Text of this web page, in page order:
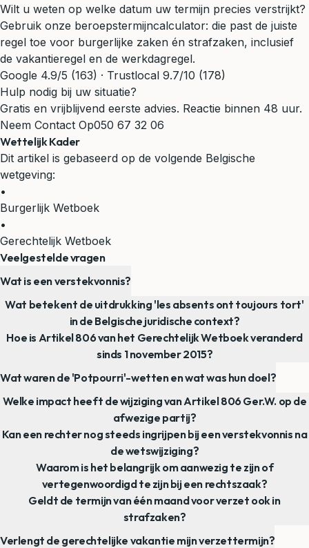
Wilt u weten op welke datum uw termijn precies verstrijkt?
Gebruik onze beroepstermijncalculator: die past de juiste
regel toe voor burgerlijke zaken én strafzaken, inclusief
de vakantieregel en de werkdagregel.
Google 4.9/5 (163) · Trustlocal 9.7/10 (178)
Hulp nodig bij uw situatie?
Gratis en vrijblijvend eerste advies. Reactie binnen 48 uur.
Neem Contact Op050 67 32 06
Wettelijk Kader
Dit artikel is gebaseerd op de volgende Belgische
wetgeving:
•
Burgerlijk Wetboek
•
Gerechtelijk Wetboek
Veelgestelde vragen
Wat is een verstekvonnis?
Wat betekent de uitdrukking 'les absents ont toujours tort'
in de Belgische juridische context?
Hoe is Artikel 806 van het Gerechtelijk Wetboek veranderd
sinds 1 november 2015?
Wat waren de 'Potpourri'-wetten en wat was hun doel?
Welke impact heeft de wijziging van Artikel 806 Ger.W. op de
afwezige partij?
Kan een rechter nog steeds ingrijpen bij een verstekvonnis na
de wetswijziging?
Waarom is het belangrijk om aanwezig te zijn of
vertegenwoordigd te zijn bij een rechtszaak?
Geldt de termijn van één maand voor verzet ook in
strafzaken?
Verlengt de gerechtelijke vakantie mijn verzettermijn?